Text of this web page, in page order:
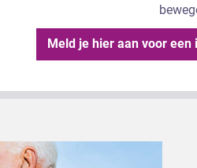
Meld je hier aan voor